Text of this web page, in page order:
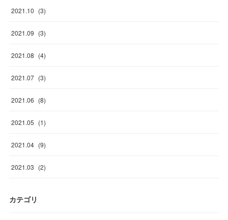
2021.10 (3)
2021.09 (3)
2021.08 (4)
2021.07 (3)
2021.06 (8)
2021.05 (1)
2021.04 (9)
2021.03 (2)
カテゴリ